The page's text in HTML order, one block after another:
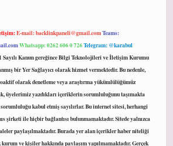
E-mail:backlinkpaneli@gmail.comTeams:
Whatsapp: 0262 606 0 726Telegram: @karabul
Sayılı Kanun gereğince Bilgi Teknolojileri ve İletişim Kurumu
bir Yer Sağlayıcı olarak hizmet vermektedir. Bu nedenle,
olarak denetleme veya araştırma yükümlülüğümüz
üyelerimiz yazdıkları içeriklerin sorumluluğunu taşımakta
kabul etmiş sayılırlar. Bu internet sitesi, herhangi
şirketi ile hiçbir bağlantısı bulunmamaktadır. Sitede yalnızca
paylaşılmaktadır. Burada yer alan içerikler haber niteliği
ve kişiler hakkında paylaşım yapılmamaktadır. Gerçek